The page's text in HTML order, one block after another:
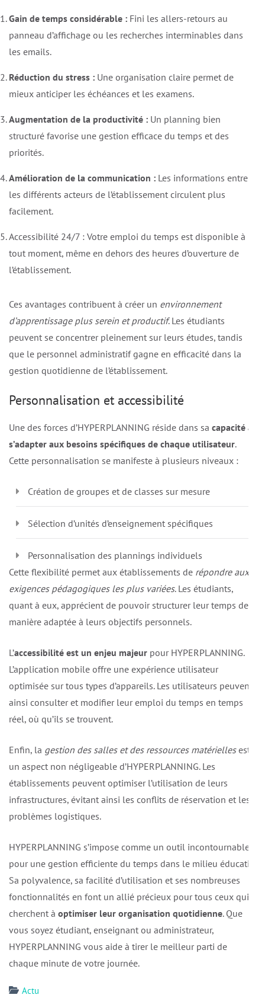
Gain de temps considérable : Fini les allers-retours au
panneau d’affichage ou les recherches interminables dans
les emails.
Réduction du stress : Une organisation claire permet de
mieux anticiper les échéances et les examens.
Augmentation de la productivité : Un planning bien
structuré favorise une gestion efficace du temps et des
priorités.
Amélioration de la communication : Les informations entre
les différents acteurs de l’établissement circulent plus
facilement.
Accessibilité 24/7 : Votre emploi du temps est disponible à
tout moment, même en dehors des heures d’ouverture de
l’établissement.
Ces avantages contribuent à créer un environnement
d’apprentissage plus serein et productif. Les étudiants
peuvent se concentrer pleinement sur leurs études, tandis
que le personnel administratif gagne en efficacité dans la
gestion quotidienne de l’établissement.
Personnalisation et accessibilité
Une des forces d’HYPERPLANNING réside dans sa capacité à
s’adapter aux besoins spécifiques de chaque utilisateur.
Cette personnalisation se manifeste à plusieurs niveaux :
Création de groupes et de classes sur mesure
Sélection d’unités d’enseignement spécifiques
Personnalisation des plannings individuels
Cette flexibilité permet aux établissements de répondre aux
exigences pédagogiques les plus variées. Les étudiants,
quant à eux, apprécient de pouvoir structurer leur temps de
manière adaptée à leurs objectifs personnels.
L’accessibilité est un enjeu majeur pour HYPERPLANNING.
L’application mobile offre une expérience utilisateur
optimisée sur tous types d’appareils. Les utilisateurs peuvent
ainsi consulter et modifier leur emploi du temps en temps
réel, où qu’ils se trouvent.
Enfin, la gestion des salles et des ressources matériellesest
un aspect non négligeable d’HYPERPLANNING. Les
établissements peuvent optimiser l’utilisation de leurs
infrastructures, évitant ainsi les conflits de réservation et les
problèmes logistiques.
HYPERPLANNING s’impose comme un outil incontournable
pour une gestion efficiente du temps dans le milieu éducatif.
Sa polyvalence, sa facilité d’utilisation et ses nombreuses
fonctionnalités en font un allié précieux pour tous ceux qui
cherchent à optimiser leur organisation quotidienne. Que
vous soyez étudiant, enseignant ou administrateur,
HYPERPLANNING vous aide à tirer le meilleur parti de
chaque minute de votre journée.
Actu